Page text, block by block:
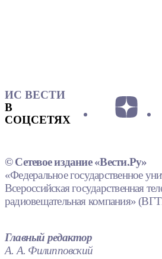
ИС ВЕСТИ
В
СОЦСЕТЯХ
© Сетевое издание «Вести.Ру»
«Федеральное государственное
Всероссийская государственная
радиовещательная компания»
Главный редактор
А. А. Филипповский